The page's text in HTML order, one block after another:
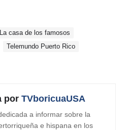
La casa de los famosos
Telemundo Puerto Rico
por TVboricuaUSA
a informar sobre la
e hispana en los